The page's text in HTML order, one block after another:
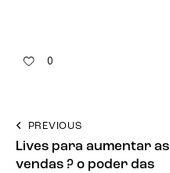
0
PREVIOUS
Lives para aumentar as
vendas ? o poder das